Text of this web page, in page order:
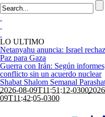
LO ULTIMO
Netanyahu anuncia: Israel
Paz para Gaza
Guerra con Irán: Según
conflicto sin un acuerdo nuclear
Shabat Shalom Semanal
2026-08-09T11:51:12-0300
09T11:42:05-0300